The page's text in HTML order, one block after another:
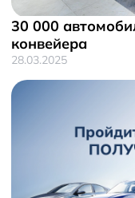
30 000
конвейера
28.03.2025